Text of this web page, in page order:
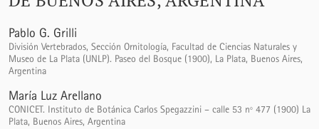
Pablo G. Grilli
División Vertebrados, Sección Ornitología, Facultad de Ciencias Naturales y
Museo de La Plata (UNLP). Paseo del Bosque (1900), La Plata, Buenos Aires,
Argentina
María Luz Arellano
CONICET. Instituto de Botánica Carlos Spegazzini – calle 53 nº 477 (1900) La
Plata, Buenos Aires, Argentina